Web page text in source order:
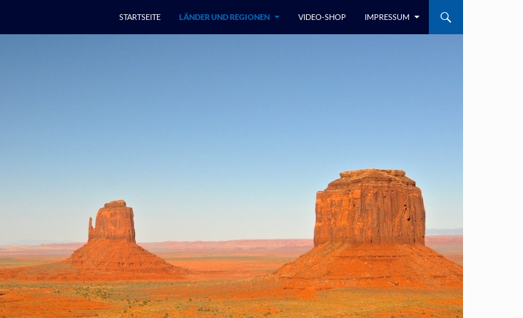
STARTSEITE LÄNDER UND REGIONEN VIDEO-SHOP IMPRESSUM